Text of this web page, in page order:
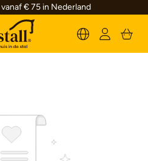
€ 75 in Nederland